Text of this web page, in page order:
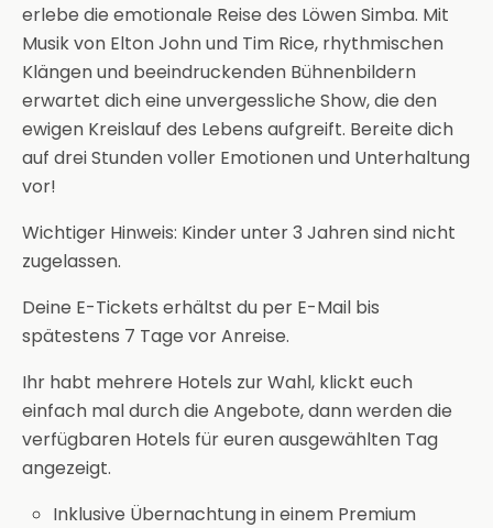
erlebe die emotionale Reise des Löwen Simba. Mit
Musik von Elton John und Tim Rice, rhythmischen
Klängen und beeindruckenden Bühnenbildern
erwartet dich eine unvergessliche Show, die den
ewigen Kreislauf des Lebens aufgreift. Bereite dich
auf drei Stunden voller Emotionen und Unterhaltung
vor!
Wichtiger Hinweis: Kinder unter 3 Jahren sind nicht
zugelassen.
Deine E-Tickets erhältst du per E-Mail bis
spätestens 7 Tage vor Anreise.
Ihr habt mehrere Hotels zur Wahl, klickt euch
einfach mal durch die Angebote, dann werden die
verfügbaren Hotels für euren ausgewählten Tag
angezeigt.
Inklusive Übernachtung in einem Premium